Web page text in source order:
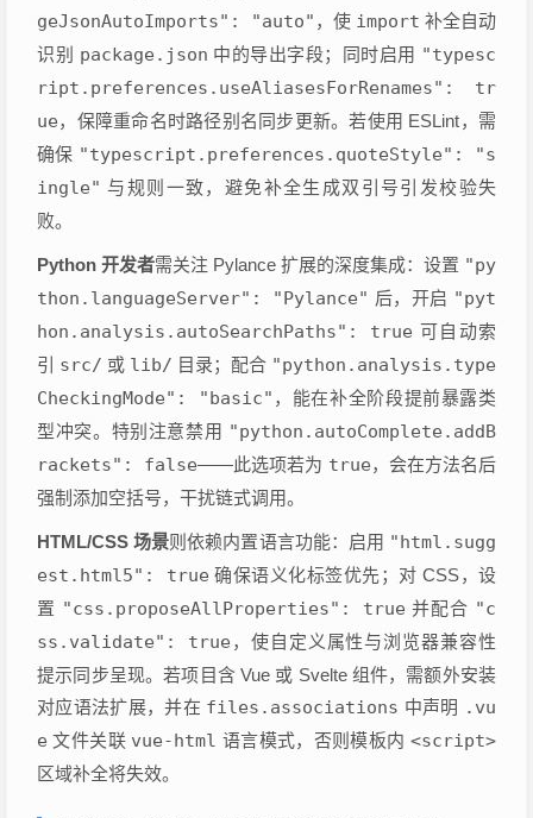
geJsonAutoImports": "auto" ，使 import 补全自动
识别 package.json 中的导出字段；同时启用 "typesc
ript.preferences.useAliasesForRenames": tr
ue，保障重命名时路径别名同步更新。若使用 ESLint，需
确保 "typescript.preferences.quoteStyle": "s
ingle" 与规则一致，避免补全生成双引号引发校验失
败。
Python 开发者需关注 Pylance 扩展的深度集成：设置 "py
thon.languageServer": "Pylance" 后，开启 "pyt
hon.analysis.autoSearchPaths": true 可自动索
引 src/ 或 lib/ 目录；配合 "python.analysis.type
CheckingMode": "basic" ，能在补全阶段提前暴露类
型冲突。特别注意禁用 "python.autoComplete.addB
rackets": false——此选项若为 true，会在方法名后
强制添加空括号，干扰链式调用。
HTML/CSS 场景则依赖内置语言功能：启用 "html.sugg
est.html5": true 确保语义化标签优先；对 CSS，设
置 "css.proposeAllProperties": true 并配合 "c
ss.validate": true ，使自定义属性与浏览器兼容性
提示同步呈现。若项目含 Vue 或 Svelte 组件，需额外安装
对应语法扩展，并在 files.associations 中声明 .vu
e 文件关联 vue-html 语言模式，否则模板内<script>
区域补全将失效。